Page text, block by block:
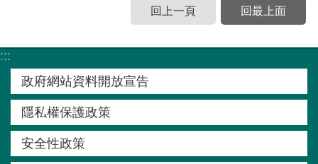
服
務
窗
口
生
回上一頁 回最上面
:::
政府網站資料開放宣告
隱私權保護政策
安全性政策